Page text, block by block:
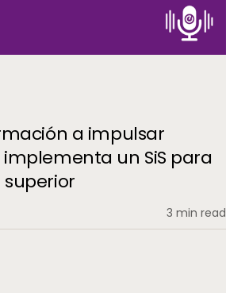
a impulsar
un SiS para
3 min read